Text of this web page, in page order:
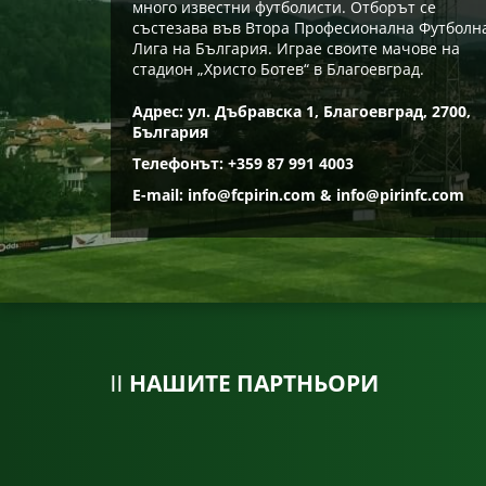
много известни футболисти. Отборът се
състезава във Втора Професионална
Лига на България. Играе своите мачове на
стадион „Христо Ботев“ в Благоевград.
Адрес: ул. Дъбравска 1, Благоевград, 2700,
България
Телефонът: +359 87 991 4003
E-mail: info@fcpirin.com & info@pirinfc.com
НАШИТЕ ПАРТНЬОРИ